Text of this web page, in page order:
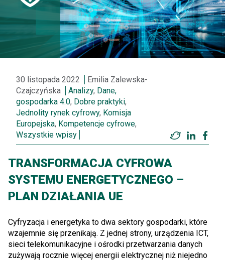
30 listopada 2022
Emilia Zalewska-
Czajczyńska
Analizy, Dane,
gospodarka 4.0, Dobre praktyki,
Jednolity rynek cyfrowy, Komisja
Europejska, Kompetencje cyfrowe,
Wszystkie wpisy
Twitter
TRANSFORMACJA CYFROWA
SYSTEMU ENERGETYCZNEGO –
PLAN DZIAŁANIA UE
Cyfryzacja i energetyka to dwa sektory gospodarki, które
wzajemnie się przenikają. Z jednej strony, urządzenia ICT,
sieci telekomunikacyjne i ośrodki przetwarzania danych
zużywają rocznie więcej energii elektrycznej niż niejedno